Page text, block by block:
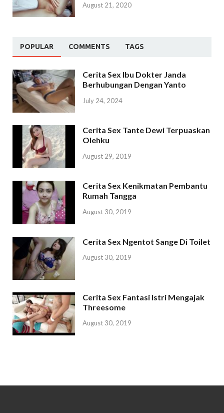
August 21, 2020
POPULAR COMMENTS TAGS
Cerita Sex Ibu Dokter Janda
Berhubungan Dengan Yanto
July 24, 2024
Cerita Sex Tante Dewi Terpuaskan
Olehku
August 29, 2019
Cerita Sex Kenikmatan Pembantu
Rumah Tangga
August 30, 2019
Cerita Sex Ngentot Sange Di Toilet
August 30, 2019
Cerita Sex Fantasi Istri Mengajak
Threesome
August 30, 2019